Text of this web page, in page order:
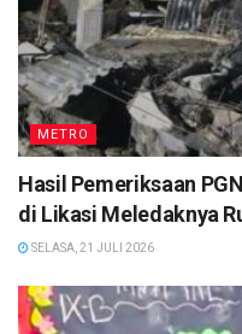
METRO
Hasil Pemeriksaan
di Likasi Meledaknya
SELASA, 21 JULI 2026